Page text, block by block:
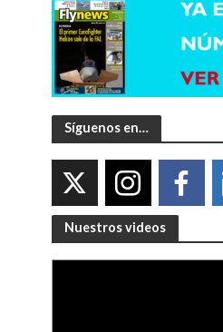
Síguenos en…
Nuestros videos